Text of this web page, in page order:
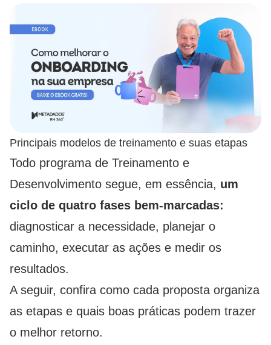
Principais modelos de treinamento e suas etapas
Todo programa de Treinamento e
Desenvolvimento segue, em essência, um
ciclo de quatro fases bem-marcadas:
diagnosticar a necessidade, planejar o
caminho, executar as ações e medir os
resultados.
A seguir, confira como cada proposta organiza
as etapas e quais boas práticas podem trazer
o melhor retorno.